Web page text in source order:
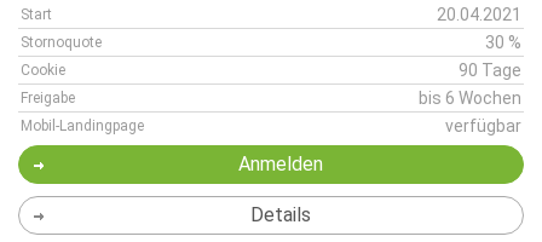
Start 20.04.2021
Stornoquote 30 %
Cookie 90 Tage
Freigabe bis 6 Wochen
Mobil-Landingpage verfügbar
Anmelden
Details